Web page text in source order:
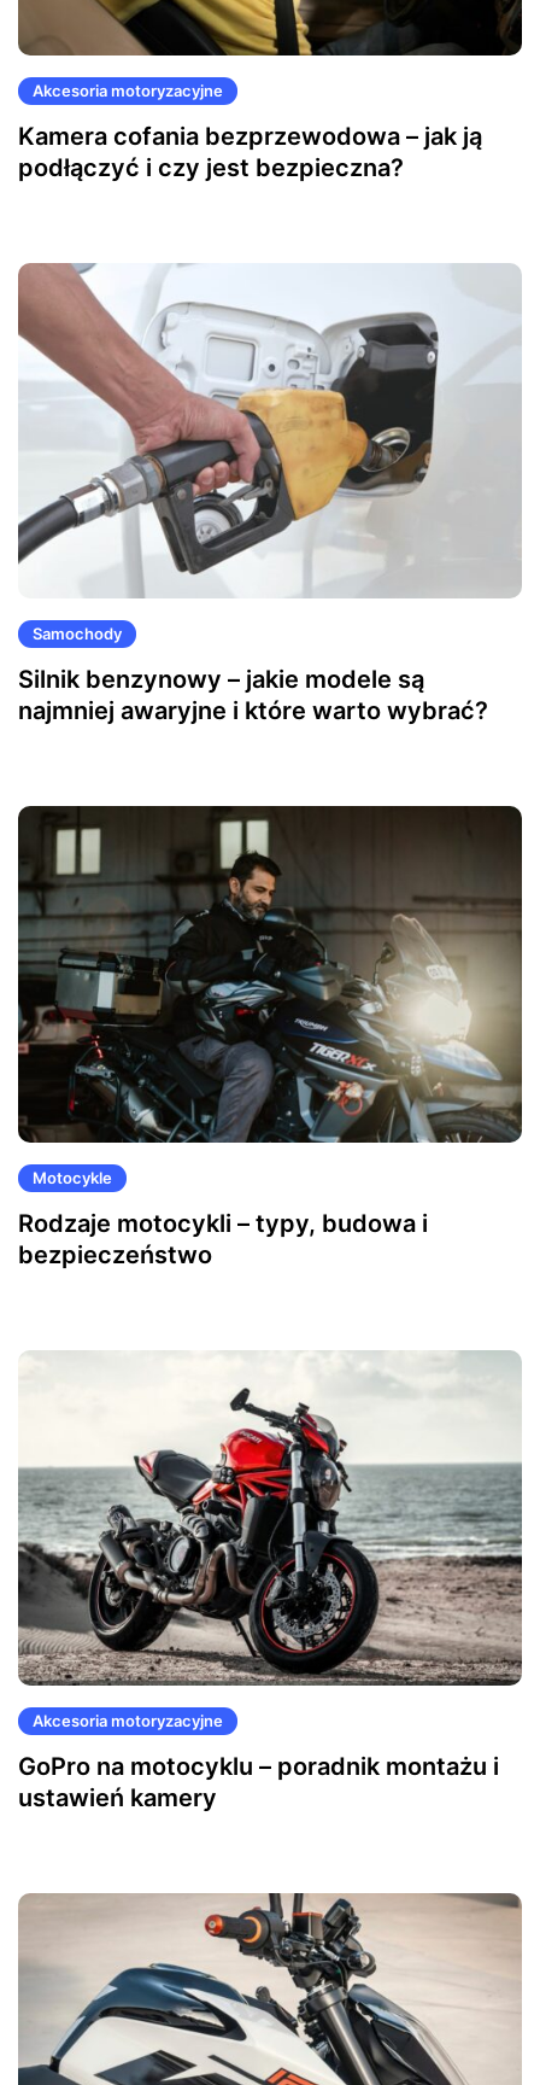
Akcesoria motoryzacyjne
Kamera cofania bezprzewodowa – jak ją
podłączyć i czy jest bezpieczna?
Samochody
Silnik benzynowy – jakie modele są
najmniej awaryjne i które warto wybrać?
Motocykle
Rodzaje motocykli – typy, budowa i
bezpieczeństwo
Akcesoria motoryzacyjne
GoPro na motocyklu – poradnik montażu i
ustawień kamery